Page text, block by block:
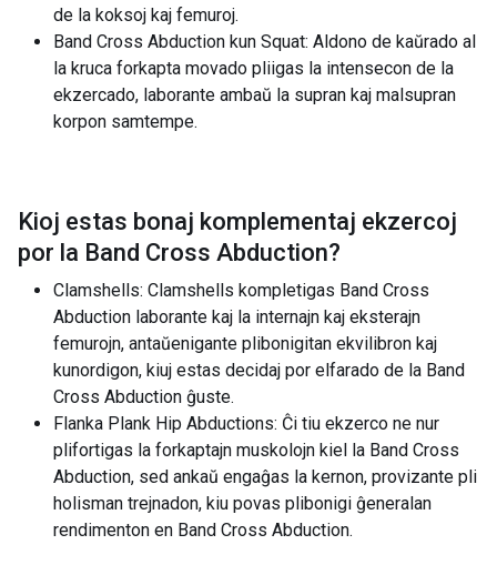
de la koksoj kaj femuroj.
Band Cross Abduction kun Squat: Aldono de kaŭrado al
la kruca forkapta movado pliigas la intensecon de la
ekzercado, laborante ambaŭ la supran kaj malsupran
korpon samtempe.
Kioj estas bonaj komplementaj ekzercoj
por la Band Cross Abduction?
Clamshells: Clamshells kompletigas Band Cross
Abduction laborante kaj la internajn kaj eksterajn
femurojn, antaŭenigante plibonigitan ekvilibron kaj
kunordigon, kiuj estas decidaj por elfarado de la Band
Cross Abduction ĝuste.
Flanka Plank Hip Abductions: Ĉi tiu ekzerco ne nur
plifortigas la forkaptajn muskolojn kiel la Band Cross
Abduction, sed ankaŭ engaĝas la kernon, provizante pli
holisman trejnadon, kiu povas plibonigi ĝeneralan
rendimenton en Band Cross Abduction.